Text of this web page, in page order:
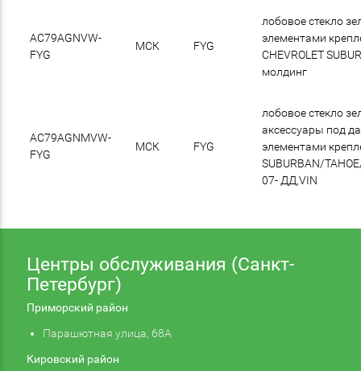
AC79AGNVW-
FYG
МСК FYG
лобовое стекло
элементами
CHEVROLET
молдинг
AC79AGNMVW-
FYG
МСК FYG
лобовое стекло
аксессуары под
элементами
SUBURBAN/
07- ДД,VIN
Центры обслуживания (Санкт-
Петербург)
Приморский район
Парашютная улица, 68А
Кировский район